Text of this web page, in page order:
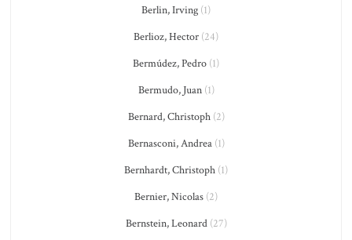
Berlin, Irving (1)
Berlioz, Hector (24)
Bermúdez, Pedro (1)
Bermudo, Juan(1)
Bernard, Christoph(2)
Bernasconi, Andrea(1)
Bernhardt, Christoph (1)
Bernier, Nicolas (2)
Bernstein, Leonard(27)